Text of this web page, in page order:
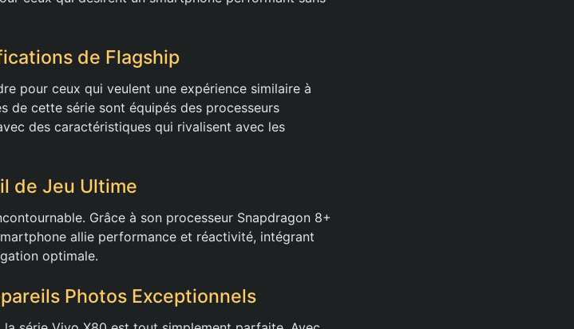
de Flagship
pour ceux qui veulent une expérience similaire à
de cette série sont équipés des processeurs
des caractéristiques qui rivalisent avec les
de Jeu Ultime
Grâce à son processeur Snapdragon 8+
allie performance et réactivité, intégrant
optimale.
Photos Exceptionnels